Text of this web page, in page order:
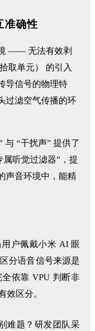
准确性
—— 无法有效剥
取单元） 的引入
导信号的物理特
过滤空气传播的环
与 “干扰声” 提供了
听觉过滤器”，提
声音环境中，能精
户佩戴小米 AI 眼
分语音信号来源是
依靠 VPU 判断非
效区分。
难题？研发团队采